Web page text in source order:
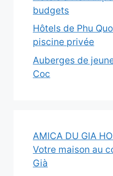
budgets
Hôtels de Phu
piscine privée
Auberges de
Coc
AMICA DU GIA
Votre maison au
Già